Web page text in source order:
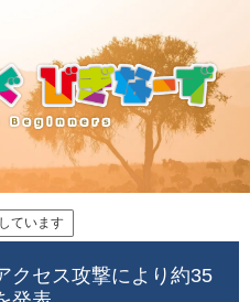
ています
クセス攻撃により約35